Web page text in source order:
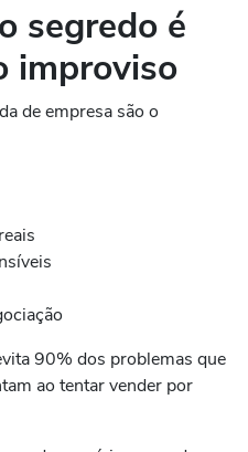
segredo é
improviso
de empresa são o
90% dos problemas que
ao tentar vender por